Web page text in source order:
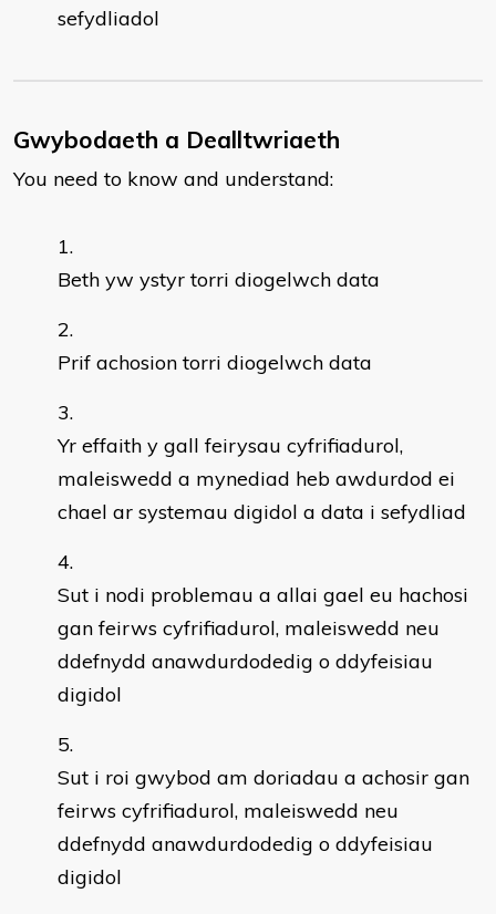
sefydliadol
Gwybodaeth a Dealltwriaeth
You need to know and understand:
Beth yw ystyr torri diogelwch data
Prif achosion torri diogelwch data
Yr effaith y gall feirysau cyfrifiadurol,
maleiswedd a mynediad heb awdurdod ei
chael ar systemau digidol a data i sefydliad
Sut i nodi problemau a allai gael eu hachosi
gan feirws cyfrifiadurol, maleiswedd neu
ddefnydd anawdurdodedig o ddyfeisiau
digidol
Sut i roi gwybod am doriadau a achosir gan
feirws cyfrifiadurol, maleiswedd neu
ddefnydd anawdurdodedig o ddyfeisiau
digidol